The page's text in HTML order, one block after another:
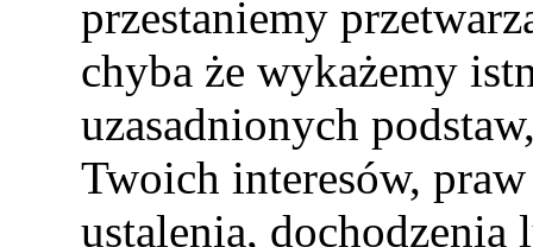
przestaniemy
chyba że wykażemy
uzasadnionych
Twoich interesów,
ustalenia, dochodzenia